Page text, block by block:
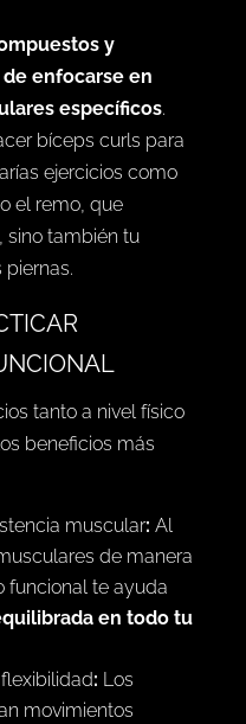
y
enfocarse en
específicos.
bíceps curls para
ejercicios como
el remo, que
sino también tu
tanto a nivel físico
beneficios más
muscular: Al
de manera
funcional te ayuda
en todo tu
: Los
movimientos